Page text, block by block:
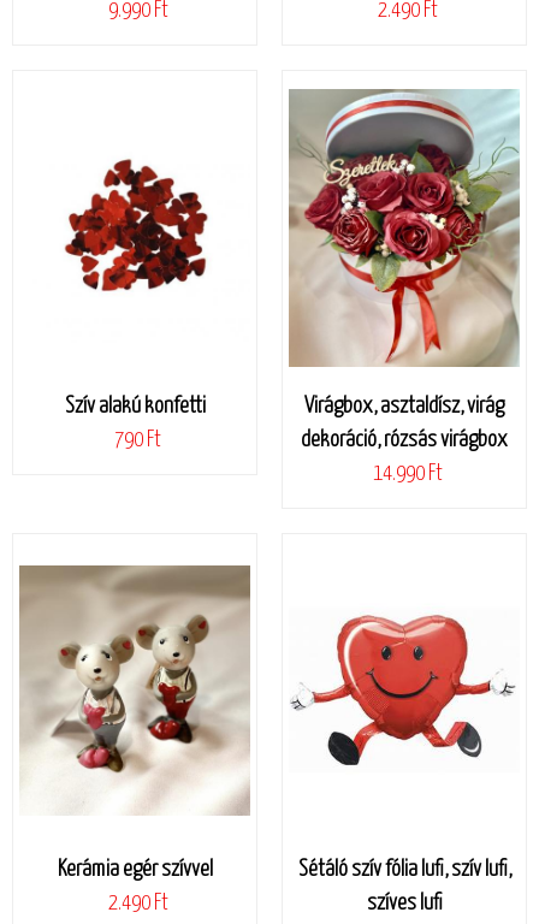
9.990 Ft
2.490 Ft
Szív alakú konfetti
790 Ft
Virágbox, asztaldísz, virág
dekoráció, rózsás virágbox
14.990 Ft
Kerámia egér szívvel
2.490 Ft
Sétáló szív fólia lufi, szív lufi,
szíves lufi